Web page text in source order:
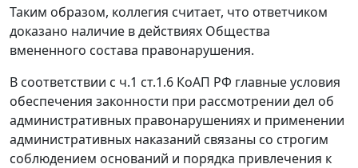
Таким образом, коллегия считает, что ответчиком
доказано наличие в действиях Общества
вмененного состава правонарушения.
В соответствии с ч.1 ст.1.6 КоАП РФ главные условия
обеспечения законности при рассмотрении дел об
административных правонарушениях и применении
административных наказаний связаны со строгим
соблюдением оснований и порядка привлечения к